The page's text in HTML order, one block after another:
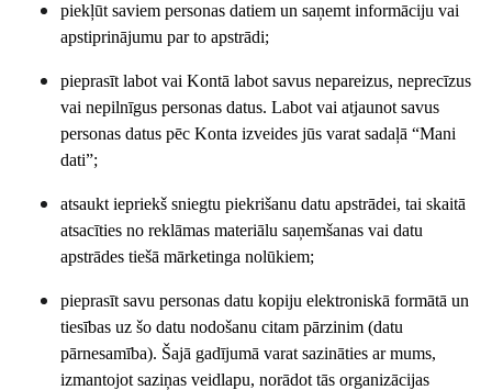
piekļūt saviem personas datiem un saņemt informāciju vai
apstiprinājumu par to apstrādi;
pieprasīt labot vai Kontā labot savus nepareizus, neprecīzus
vai nepilnīgus personas datus. Labot vai atjaunot savus
personas datus pēc Konta izveides jūs varat sadaļā “Mani
dati”;
atsaukt iepriekš sniegtu piekrišanu datu apstrādei, tai skaitā
atsacīties no reklāmas materiālu saņemšanas vai datu
apstrādes tiešā mārketinga nolūkiem;
pieprasīt savu personas datu kopiju elektroniskā formātā un
tiesības uz šo datu nodošanu citam pārzinim (datu
pārnesamība). Šajā gadījumā varat sazināties ar mums,
izmantojot saziņas veidlapu, norādot tās organizācijas